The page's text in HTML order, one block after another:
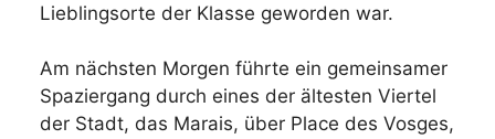
Lieblingsorte der Klasse geworden war.
Am nächsten Morgen führte ein gemeinsamer
Spaziergang durch eines der ältesten Viertel
der Stadt, das Marais, über Place des Vosges,